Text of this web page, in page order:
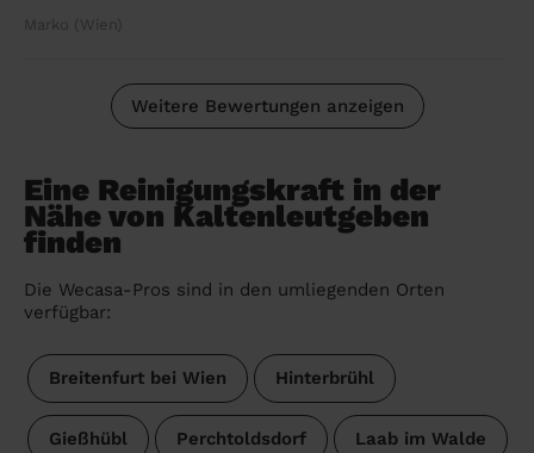
Marko (Wien)
Weitere Bewertungen anzeigen
Eine Reinigungskraft in der
Nähe von Kaltenleutgeben
finden
Die Wecasa-Pros sind in den umliegenden Orten
verfügbar:
Breitenfurt bei Wien Hinterbrühl
Gießhübl Perchtoldsdorf Laab im Walde